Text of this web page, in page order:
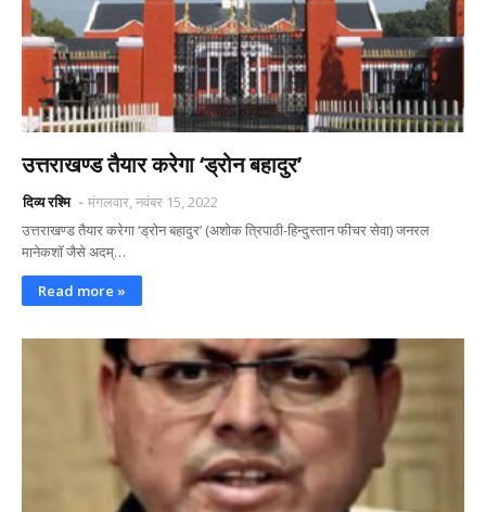
उत्तराखण्ड तैयार करेगा ‘ड्रोन बहादुर’
दिव्य रश्मि
मंगलवार, नवंबर 15, 2022
उत्तराखण्ड तैयार करेगा ‘ड्रोन बहादुर’ (अशोक त्रिपाठी-हिन्दुस्तान फीचर सेवा) जनरल
मानेकशाॅ जैसे अदम्…
Read more »